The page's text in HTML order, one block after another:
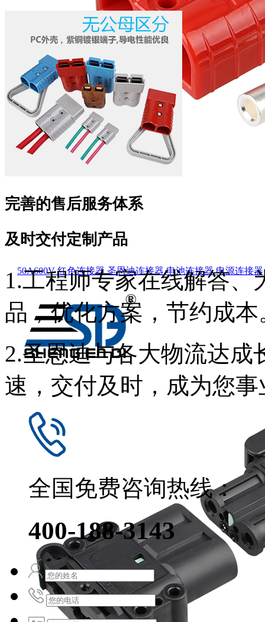
50A600V 红色连接器 圣恩迪连接器 电池连接器 电源连接器
完善的售后服务体系
及时交付定制产品
1.工程师专家在线解答
品，优化方案，节约成本
2.圣恩迪与各大物流达成
速，交付及时，成为您
全国免费咨询热线：
400-188-3143